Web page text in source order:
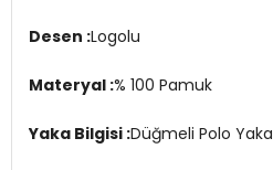
Desen :Logolu
Materyal :% 100 Pamuk
Yaka Bilgisi :Düğmeli Polo Yaka